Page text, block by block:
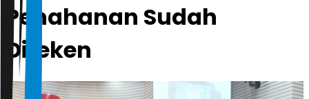
Penahanan Sudah
Diteken